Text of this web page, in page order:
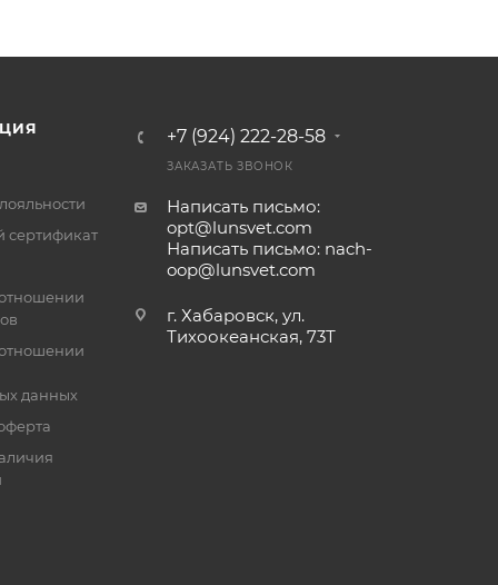
данных
+7 (924) 222-28-58
ЗАКАЗАТЬ ЗВОНОК
Написать письмо:
opt@lunsvet.com
Написать письмо: nach-
oop@lunsvet.com
г. Хабаровск, ул.
Тихоокеанская, 73Т